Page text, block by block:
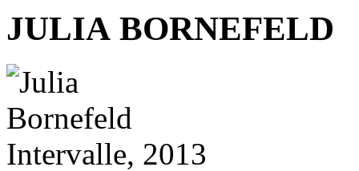
JULIA BORNEFELD
Intervalle, 2013